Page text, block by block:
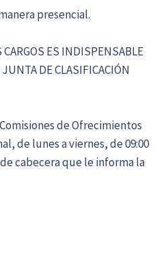
presencial.
CARGOS ES INDISPENSABLE
DE CLASIFICACIÓN
de Ofrecimientos
de lunes a viernes, de 09:00
de cabecera que le informa la